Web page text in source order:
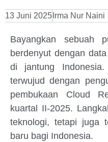
13 Juni 2025 Irma Nur Naini
Bayangkan sebuah
berdenyut dengan
di jantung
terwujud dengan
pembukaan Cloud
kuartal II-2025.
teknologi, tetapi juga
baru bagi Indonesia.